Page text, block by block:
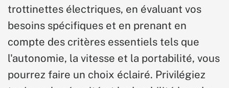
trottinettes électriques, en évaluant vos
besoins spécifiques et en prenant en
compte des critères essentiels tels que
l'autonomie, la vitesse et la portabilité, vous
pourrez faire un choix éclairé. Privilégiez